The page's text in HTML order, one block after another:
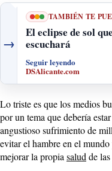
→
TAMBIÉN TE
El eclipse de sol
escuchará
Seguir leyendo
DSAlicante.com
Lo triste es que los medios
por un tema que debería
angustioso sufrimiento de
evitar el hambre en el
mejorar la propiasaludde